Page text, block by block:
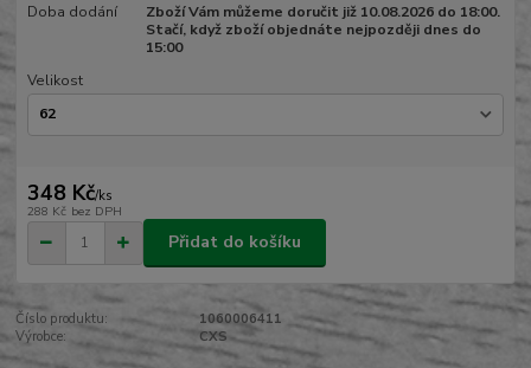
Doba dodání
Zboží Vám můžeme doručit již 10.08.2026 do 18:00.
Stačí, když zboží objednáte nejpozději dnes do
15:00
Velikost
348 Kč/ks
288 Kč bez DPH
Přidat do košíku
Číslo produktu:
1060006411
Výrobce:
CXS